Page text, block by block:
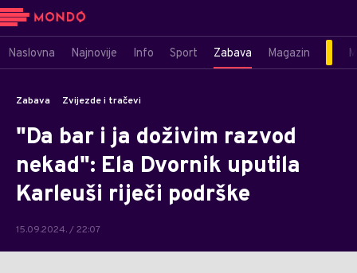
Naslovna Najnovije Info Sport Zabava Magazin
Zabava Zvijezde i tračevi
"Da bar i ja doživim razvod
nekad": Ela Dvornik uputila
Karleuši riječi podrške
15.09.2024. / 22:07